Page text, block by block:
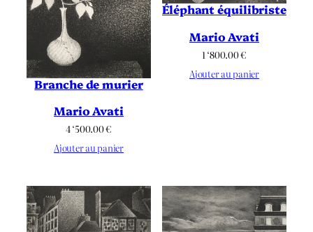
Branche de murier
Mario Avati
4 ‘500.00€
Ajouter au panier
Éléphant équilibriste
Mario Avati
1 ‘800.00€
Ajouter au panier